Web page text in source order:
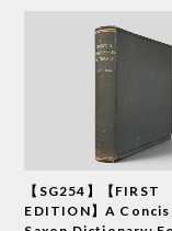
【SG254】【FIRST
EDITION】A